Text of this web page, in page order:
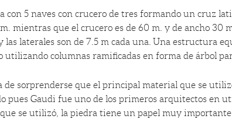
con 5 naves con crucero de tres formando un cruz
mientras que el crucero es de 60 m. y de ancho 30
las laterales son de 7.5 m cada una. Una estructura
utilizando columnas ramificadas en forma de árbol
de sorprenderse que el principal material que se
pues Gaudi fue uno de los primeros arquitectos en
se utilizó, la piedra tiene un papel muy